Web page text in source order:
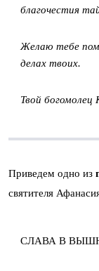
благочестия
Желаю тебе
делах твоих.
Твой богомолец
Приведем одно из
святителя
СЛАВА В